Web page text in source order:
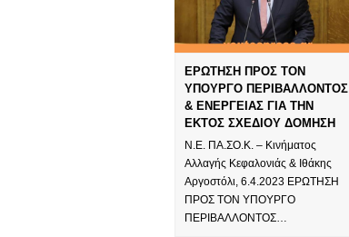
ΕΡΩΤΗΣΗ ΠΡΟΣ ΤΟΝ
ΥΠΟΥΡΓΟ ΠΕΡΙΒΑΛΛΟΝΤΟΣ
& ΕΝΕΡΓΕΙΑΣ ΓΙΑ ΤΗΝ
ΕΚΤΟΣ ΣΧΕΔΙΟΥ ΔΟΜΗΣΗ
Ν.Ε. ΠΑ.ΣΟ.Κ. – Κινήματος
Αλλαγής Κεφαλονιάς & Ιθάκης
Αργοστόλι, 6.4.2023 ΕΡΩΤΗΣΗ
ΠΡΟΣ ΤΟΝ ΥΠΟΥΡΓΟ
ΠΕΡΙΒΑΛΛΟΝΤΟΣ…